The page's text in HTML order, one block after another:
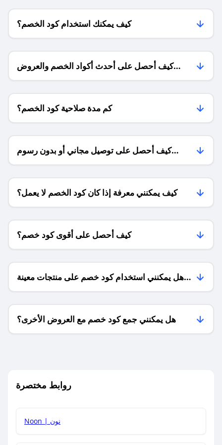
كيف يمكنك استخدام كود الخصم؟
كيف أحصل على أحدث أكواد الخصم والعروض
للمتاجر؟
كم مدة صلاحية كود الخصم؟
كيف أحصل على توصيل مجاني أو بدون رسوم
الشحن ؟
كيف يمكنني معرفة إذا كان كود الخصم لا يعمل؟
كيف أحصل على أقوى كود خصم؟
هل يمكنني استخدام كود خصم على منتجات معينة
فقط؟
هل يمكنني جمع كود خصم مع العروض الأخرى؟
روابط مختصرة
Noon | نون